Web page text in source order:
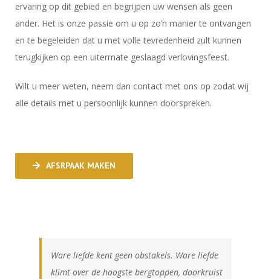
ervaring op dit gebied en begrijpen uw wensen als geen
ander. Het is onze passie om u op zo’n manier te ontvangen
en te begeleiden dat u met volle tevredenheid zult kunnen
terugkijken op een uitermate geslaagd verlovingsfeest.
Wilt u meer weten, neem dan contact met ons op zodat wij
alle details met u persoonlijk kunnen doorspreken.
AFSRPAAK MAKEN
Ware liefde kent geen obstakels. Ware liefde
klimt over de hoogste bergtoppen, doorkruist